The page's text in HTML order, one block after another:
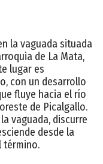
la vaguada situada
de La Mata,
lugar es
con un desarrollo
fluye hacia el río
de Picalgallo.
vaguada, discurre
desde la
término.